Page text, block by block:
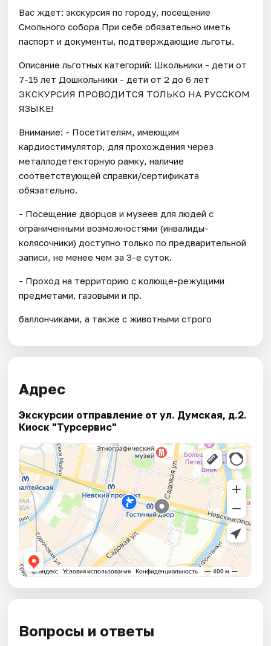
Вас ждет: экскурсия по городу, посещение
Смольного собора При себе обязательно иметь
паспорт и документы, подтверждающие льготы.
Описание льготных категорий: Школьники - дети от
7-15 лет Дошкольники - дети от 2 до 6 лет
ЭКСКУРСИЯ ПРОВОДИТСЯ ТОЛЬКО НА РУССКОМ
ЯЗЫКЕ!
Внимание: - Посетителям, имеющим
кардиостимулятор, для прохождения через
металлодетекторную рамку, наличие
соответствующей справки/сертификата
обязательно.
- Посещение дворцов и музеев для людей с
ограниченными возможностями (инвалиды-
колясочники) доступно только по предварительной
записи, не менее чем за 3-е суток.
- Проход на территорию с колюще-режущими
предметами, газовыми и пр.
баллончиками, а также с животными строго
Адрес
Экскурсии отправление от ул. Думская, д.2.
Киоск "Турсервис"
Вопросы и ответы